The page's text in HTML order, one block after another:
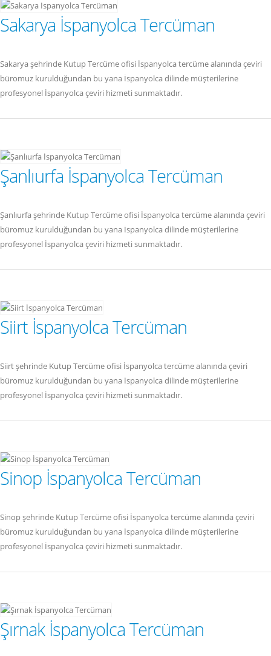
Sakarya İspanyolca Tercüman
Sakarya şehrinde Kutup Tercüme ofisi İspanyolca tercüme alanında çeviri
büromuz kurulduğundan bu yana İspanyolca dilinde müşterilerine
profesyonel İspanyolca çeviri hizmeti sunmaktadır.
Şanlıurfa İspanyolca Tercüman
Şanlıurfa şehrinde Kutup Tercüme ofisi İspanyolca tercüme alanında çeviri
büromuz kurulduğundan bu yana İspanyolca dilinde müşterilerine
profesyonel İspanyolca çeviri hizmeti sunmaktadır.
Siirt İspanyolca Tercüman
Siirt şehrinde Kutup Tercüme ofisi İspanyolca tercüme alanında çeviri
büromuz kurulduğundan bu yana İspanyolca dilinde müşterilerine
profesyonel İspanyolca çeviri hizmeti sunmaktadır.
Sinop İspanyolca Tercüman
Sinop şehrinde Kutup Tercüme ofisi İspanyolca tercüme alanında çeviri
büromuz kurulduğundan bu yana İspanyolca dilinde müşterilerine
profesyonel İspanyolca çeviri hizmeti sunmaktadır.
Şırnak İspanyolca Tercüman